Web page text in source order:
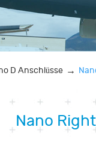
D Anschlüsse
Nano